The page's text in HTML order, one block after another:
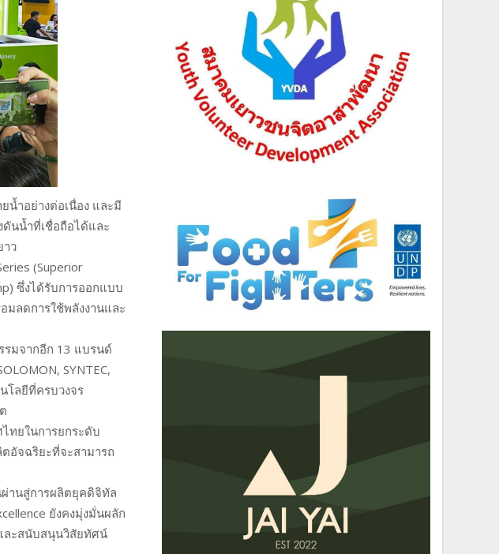
น้ำอย่างต่อเนื่อง และมี
นน้ำที่เชื่อถือได้และ
ว
(Superior
ซึ่งได้รับการออกแบบ
มลดการใช้พลังงานและ
รมจากอีก 13 แบรนด์
SYNTEC,
โลยีที่ครบวงจร
ทยในการยกระดับ
อัจฉริยะที่จะสามารถ
านสู่การผลิตยุคดิจิทัล
ยังคงมุ่งมั่นผลัก
ละสนับสนุนวิสัยทัศน์